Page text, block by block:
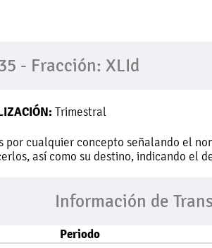
- Fracción: XLId
Trimestral
por cualquier concepto señalando el
así como su destino, indicando el
Información de
Periodo